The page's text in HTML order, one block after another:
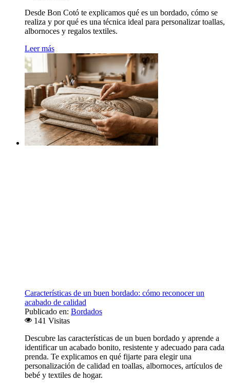
Desde Bon Cotó te explicamos qué es un bordado, cómo se
realiza y por qué es una técnica ideal para personalizar toallas,
albornoces y regalos textiles.
Leer más
Características de un buen bordado: cómo reconocer un
acabado de calidad
Publicado en: Bordados
141 Visitas
Descubre las características de un buen bordado y aprende a
identificar un acabado bonito, resistente y adecuado para cada
prenda. Te explicamos en qué fijarte para elegir una
personalización de calidad en toallas, albornoces, artículos de
bebé y textiles de hogar.